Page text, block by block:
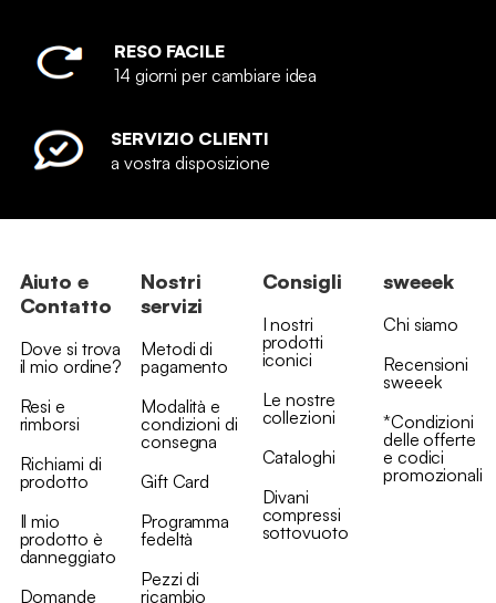
RESO FACILE
14 giorni per cambiare idea
SERVIZIO CLIENTI
a vostra disposizione
Aiuto e
Contatto
Dove si trova
il mio ordine?
Resi e
rimborsi
Richiami di
prodotto
Il mio
prodotto è
danneggiato
Domande
Nostri
servizi
Metodi di
pagamento
Modalità e
condizioni di
consegna
Gift Card
Programma
fedeltà
Pezzi di
ricambio
Consigli
I nostri
prodotti
iconici
Le nostre
collezioni
Cataloghi
Divani
compressi
sottovuoto
sweeek
Chi siamo
Recensioni
sweeek
*Condizioni
delle offerte
e codici
promozionali